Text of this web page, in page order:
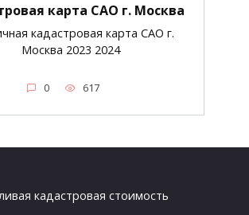
карта САО г. Москва
кадастровая карта САО г.
Москва 2023 2024
0 617
кадастровая стоимость